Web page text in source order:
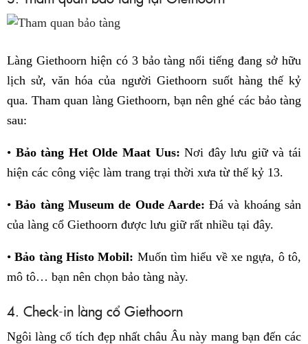
Làng Giethoorn hiện có 3 bảo tàng nổi tiếng đang sở hữu
lịch sử, văn hóa của người Giethoorn suốt hàng thế kỷ
qua. Tham quan làng Giethoorn, bạn nên ghé các bảo tàng
sau:
• Bảo tàng Het Olde Maat Uus: Nơi đây lưu giữ và tái
hiện các công việc làm trang trại thời xưa từ thế kỷ 13.
•Bảo tàng Museum de Oude Aarde: Đá và khoáng sản
của làng cổ Giethoorn được lưu giữ rất nhiều tại đây.
• Bảo tàng Histo Mobil: Muốn tìm hiểu về xe ngựa, ô tô,
mô tô… bạn nên chọn bảo tàng này.
4. Check-in làng cổ Giethoorn
Ngôi làng cổ tích đẹp nhất châu Âu này mang bạn đến các